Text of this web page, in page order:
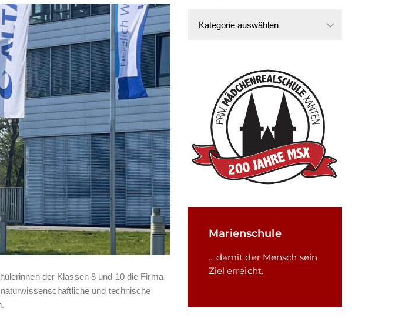
der Klassen 8 und 10 die Firma
und technische
Marienschule
... damit der Mensch sein
Ziel erreicht.